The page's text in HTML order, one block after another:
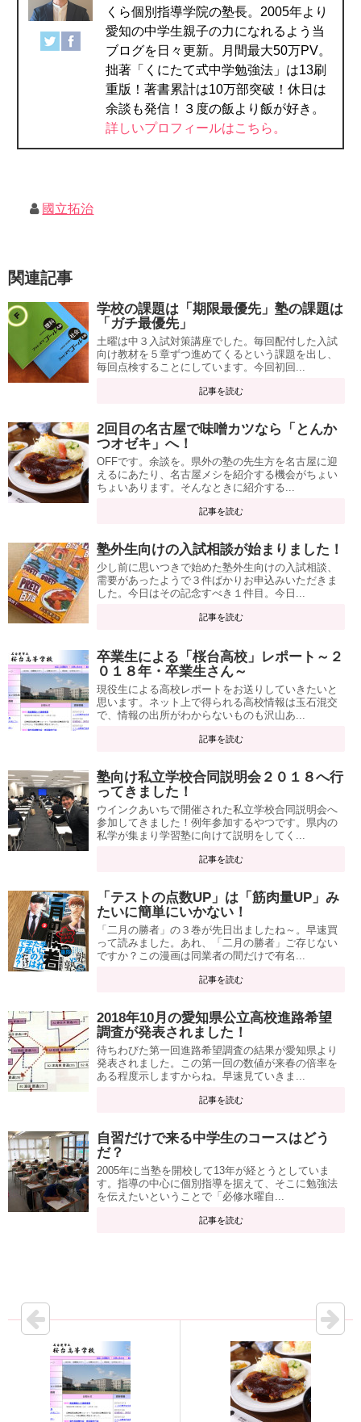
くら個別指導学院の塾長。2005年より
愛知の中学生親子の力になれるよう当
ブログを日々更新。月間最大50万PV。
拙著「くにたて式中学勉強法」は13刷
重版！著書累計は10万部突破！休日は
余談も発信！３度の飯より飯が好き。
詳しいプロフィールはこちら。
國立拓治
関連記事
学校の課題は「期限最優先」塾の課題は
「ガチ最優先」
土曜は中３入試対策講座でした。毎回配付した入試
向け教材を５章ずつ進めてくるという課題を出し、
毎回点検することにしています。今回初回...
記事を読む
2回目の名古屋で味噌カツなら「とんか
つオゼキ」へ！
OFFです。余談を。県外の塾の先生方を名古屋に迎
えるにあたり、名古屋メシを紹介する機会がちょい
ちょいあります。そんなときに紹介する...
記事を読む
塾外生向けの入試相談が始まりました！
少し前に思いつきで始めた塾外生向けの入試相談、
需要があったようで３件ばかりお申込みいただきま
した。今日はその記念すべき１件目。今日...
記事を読む
卒業生による「桜台高校」レポート～２
０１８年・卒業生さん～
現役生による高校レポートをお送りしていきたいと
思います。ネット上で得られる高校情報は玉石混交
で、情報の出所がわからないものも沢山あ...
記事を読む
塾向け私立学校合同説明会２０１８へ行
ってきました！
ウインクあいちで開催された私立学校合同説明会へ
参加してきました！例年参加するやつです。県内の
私学が集まり学習塾に向けて説明をしてく...
記事を読む
「テストの点数UP」は「筋肉量UP」み
たいに簡単にいかない！
「二月の勝者」の３巻が先日出ましたね～。早速買
って読みました。あれ、「二月の勝者」ご存じない
ですか？この漫画は同業者の間だけで有名...
記事を読む
2018年10月の愛知県公立高校進路希望
調査が発表されました！
待ちわびた第一回進路希望調査の結果が愛知県より
発表されました。この第一回の数値が来春の倍率を
ある程度示しますからね。早速見ていきま...
記事を読む
自習だけで来る中学生のコースはどう
だ？
2005年に当塾を開校して13年が経とうとしていま
す。指導の中心に個別指導を据えて、そこに勉強法
を伝えたいということで「必修水曜自...
記事を読む